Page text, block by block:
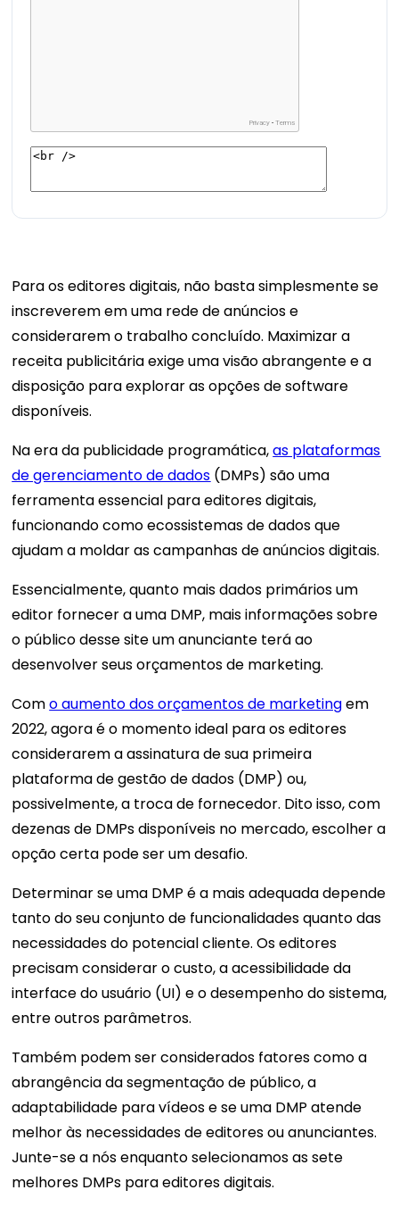
Para os editores digitais, não basta simplesmente se
inscreverem em uma rede de anúncios e
considerarem o trabalho concluído. Maximizar a
receita publicitária exige uma visão abrangente e a
disposição para explorar as opções de software
disponíveis.
Na era da publicidade programática,as plataformas
de gerenciamento de dados (DMPs) são uma
ferramenta essencial para editores digitais,
funcionando como ecossistemas de dados que
ajudam a moldar as campanhas de anúncios digitais.
Essencialmente, quanto mais dados primários um
editor fornecer a uma DMP, mais informações sobre
o público desse site um anunciante terá ao
desenvolver seus orçamentos de marketing.
Como aumento dos orçamentos de marketingem
2022, agora é o momento ideal para os editores
considerarem a assinatura de sua primeira
plataforma de gestão de dados (DMP) ou,
possivelmente, a troca de fornecedor. Dito isso, com
dezenas de DMPs disponíveis no mercado, escolher a
opção certa pode ser um desafio.
Determinar se uma DMP é a mais adequada depende
tanto do seu conjunto de funcionalidades quanto das
necessidades do potencial cliente. Os editores
precisam considerar o custo, a acessibilidade da
interface do usuário (UI) e o desempenho do sistema,
entre outros parâmetros.
Também podem ser considerados fatores como a
abrangência da segmentação de público, a
adaptabilidade para vídeos e se uma DMP atende
melhor às necessidades de editores ou anunciantes.
Junte-se a nós enquanto selecionamos as sete
melhores DMPs para editores digitais.